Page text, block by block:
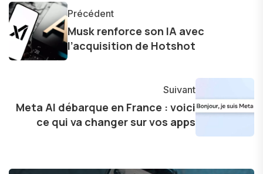
lumière les aspects pratiques de ces
innovations. Mon travail consiste également à
partager des réflexions sur l'impact de la
technologie sur notre vie quotidienne et à
Précédent
Musk renforce son IA avec
l’acquisition de Hotshot
Suivant
Meta AI débarque en France : voici
ce qui va changer sur vos apps